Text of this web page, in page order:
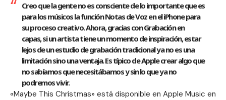
Creo que la gente no es consciente de lo importante que es
para los músicos la función Notas de Voz en el iPhone para
su proceso creativo. Ahora, gracias con Grabación en
capas, si un artista tiene un momento de inspiración, estar
lejos de un estudio de grabación tradicional ya no es una
limitación sino una ventaja. Es típico de Apple crear algo que
no sabíamos que necesitábamos y sin lo que ya no
podremos vivir.
«Maybe This Christmas» está disponible en Apple Music en